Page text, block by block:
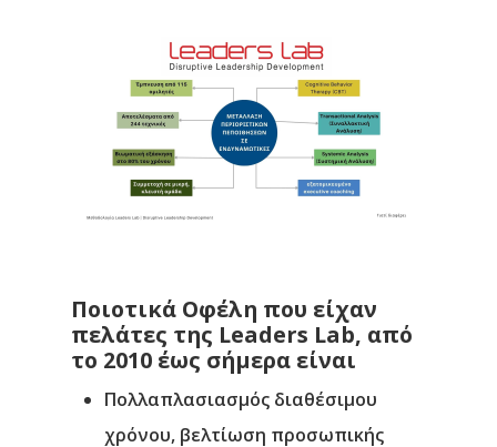
Ποιοτικά Οφέλη που είχαν
πελάτες της Leaders Lab, από
το 2010 έως σήμερα είναι
Πολλαπλασιασμός διαθέσιμου
χρόνου, βελτίωση προσωπικής